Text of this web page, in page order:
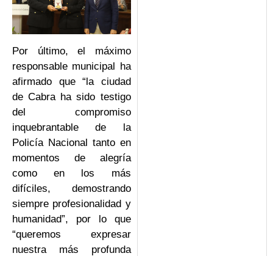
Por último, el máximo
responsable municipal ha
afirmado que “la ciudad
de Cabra ha sido testigo
del compromiso
inquebrantable de la
Policía Nacional tanto en
momentos de alegría
como en los más
difíciles, demostrando
siempre profesionalidad y
humanidad”, por lo que
“queremos expresar
nuestra más profunda